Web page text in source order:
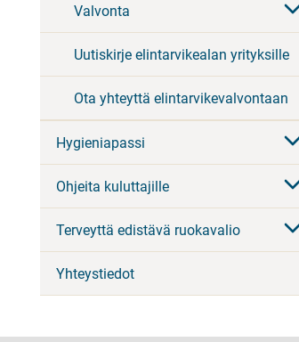
Valvonta
Uutiskirje elintarvikealan yrityksille
Ota yhteyttä elintarvikevalvontaan
Hygieniapassi
Ohjeita kuluttajille
Terveyttä edistävä ruokavalio
Yhteystiedot